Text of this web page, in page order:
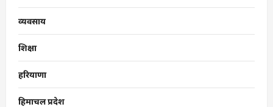
व्यवसाय
शिक्षा
हरियाणा
हिमाचल प्रदेश